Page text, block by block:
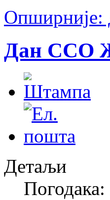
Опширније:
Дан ССО
Детаљи